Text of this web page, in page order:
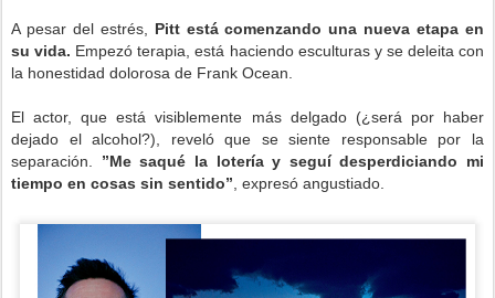
A pesar del estrés, Pitt está comenzando una nueva etapa en
su vida. Empezó terapia, está haciendo esculturas y se deleita con
la honestidad dolorosa de Frank Ocean.
El actor, que está visiblemente más delgado (¿será por haber
dejado el alcohol?), reveló que se siente responsable por la
separación. ”Me saqué la lotería y seguí desperdiciando mi
tiempo en cosas sin sentido” , expresó angustiado.